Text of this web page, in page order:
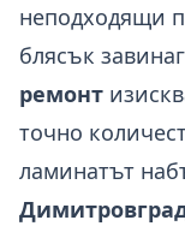
неподходящи
блясък
ремонт
точно
ламинатът